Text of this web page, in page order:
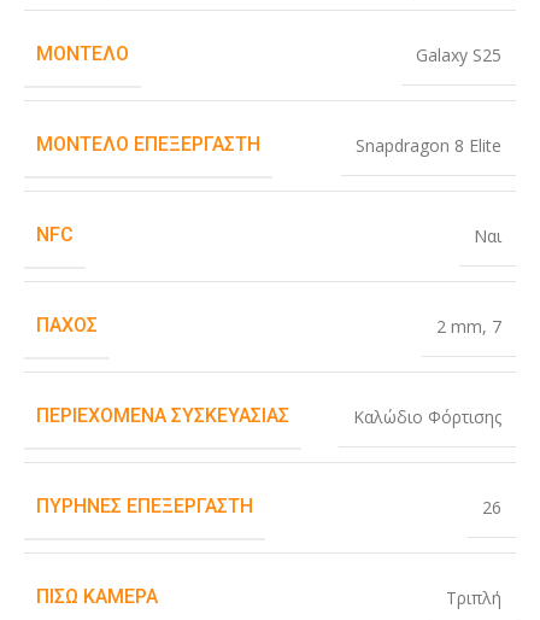
ΜΟΝΤΈΛΟ Galaxy S25
ΜΟΝΤΈΛΟ ΕΠΕΞΕΡΓΑΣΤΉ Snapdragon 8 Elite
NFC Ναι
ΠΆΧΟΣ 2 mm, 7
ΠΕΡΙΕΧΌΜΕΝΑ ΣΥΣΚΕΥΑΣΊΑΣ Καλώδιο Φόρτισης
ΠΥΡΉΝΕΣ ΕΠΕΞΕΡΓΑΣΤΉ 26
ΠΊΣΩ ΚΆΜΕΡΑ Τριπλή